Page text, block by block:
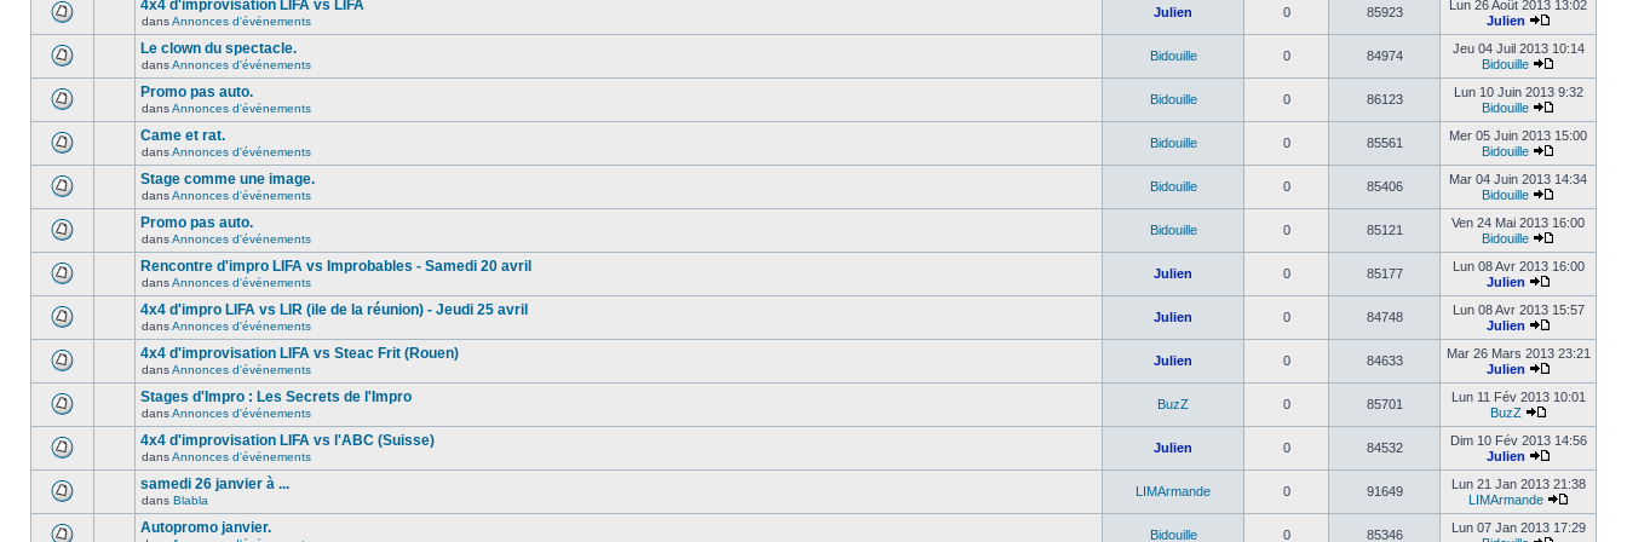
4x4 d'improvisation LIFA vs LIFA
dansAnnonces d'événements
Julien 0 85923
Lun 26 Août 2013 13:02
Julien
Le clown du spectacle.
dansAnnonces d'événements
Bidouille 0 84974
Jeu 04 Juil 2013 10:14
Bidouille
Promo pas auto.
dansAnnonces d'événements
Bidouille 0 86123
Lun 10 Juin 2013 9:32
Bidouille
Came et rat.
dansAnnonces d'événements
Bidouille 0 85561
Mer 05 Juin 2013 15:00
Bidouille
Stage comme une image.
dansAnnonces d'événements
Bidouille 0 85406
Mar 04 Juin 2013 14:34
Bidouille
Promo pas auto.
dansAnnonces d'événements
Bidouille 0 85121
Ven 24 Mai 2013 16:00
Bidouille
Rencontre d'impro LIFA vs Improbables - Samedi 20 avril
dansAnnonces d'événements
Julien 0 85177
Lun 08 Avr 2013 16:00
Julien
4x4 d'impro LIFA vs LIR (ile de la réunion) - Jeudi 25 avril
dansAnnonces d'événements
Julien 0 84748
Lun 08 Avr 2013 15:57
Julien
4x4 d'improvisation LIFA vs Steac Frit (Rouen)
dansAnnonces d'événements
Julien 0 84633
Mar 26 Mars 2013 23:21
Julien
Stages d'Impro : Les Secrets de l'Impro
dansAnnonces d'événements
BuzZ 0 85701
Lun 11 Fév 2013 10:01
BuzZ
4x4 d'improvisation LIFA vs l'ABC (Suisse)
dansAnnonces d'événements
Julien 0 84532
Dim 10 Fév 2013 14:56
Julien
samedi 26 janvier à ...
dans Blabla
LIMArmande 0 91649
Lun 21 Jan 2013 21:38
LIMArmande
Autopromo janvier. Bidouille 0 85346
Lun 07 Jan 2013 17:29